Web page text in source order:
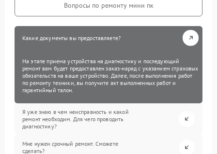
Вопросы по ремонту мини пк
Какие документы вы предоставляете?
На этапе приема устройства на диагностику и последующий
ремонт вам будет предоставлен заказ-наряд с указанием страховых
обязательств на ваше устройство. Далее, после выполнения работ
по ремонту техники, вы получите акт выполненных работ и
гарантийный талон.
Я уже знаю в чем неисправность и какой
ремонт необходим. Для чего проводить
диагностику?
Мне нужен срочный ремонт. Сможете
сделать?